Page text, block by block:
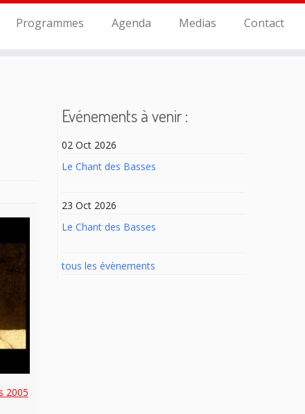
Programmes Agenda Medias Contact
2005
Evénements à venir :
02 Oct 2026
Le Chant des Basses
23 Oct 2026
Le Chant des Basses
tous les évènements